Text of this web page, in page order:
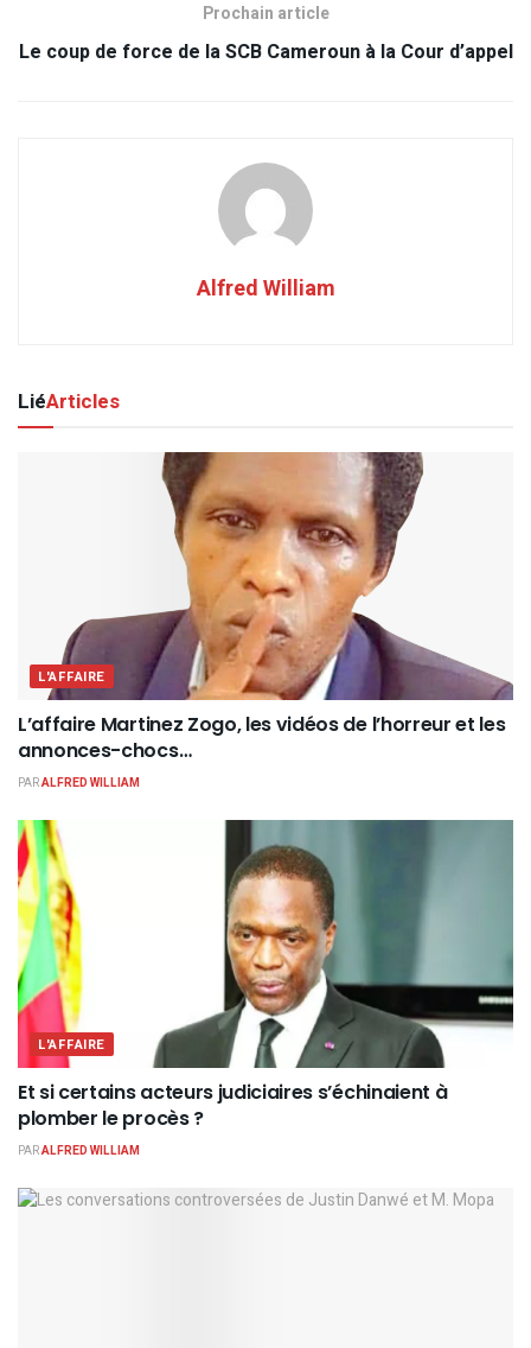
Prochain article
Le coup de force de la SCB Cameroun à la Cour d’appel
Alfred William
LiéArticles
L'AFFAIRE
L’affaire Martinez Zogo, les vidéos de l’horreur et les
annonces-chocs…
PARALFRED WILLIAM
L'AFFAIRE
Et si certains acteurs judiciaires s’échinaient à
plomber le procès ?
PARALFRED WILLIAM